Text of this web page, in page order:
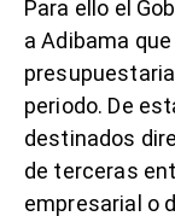
Para ello el
a Adibama
periodo. De
destinados
de terceras
empresarial o